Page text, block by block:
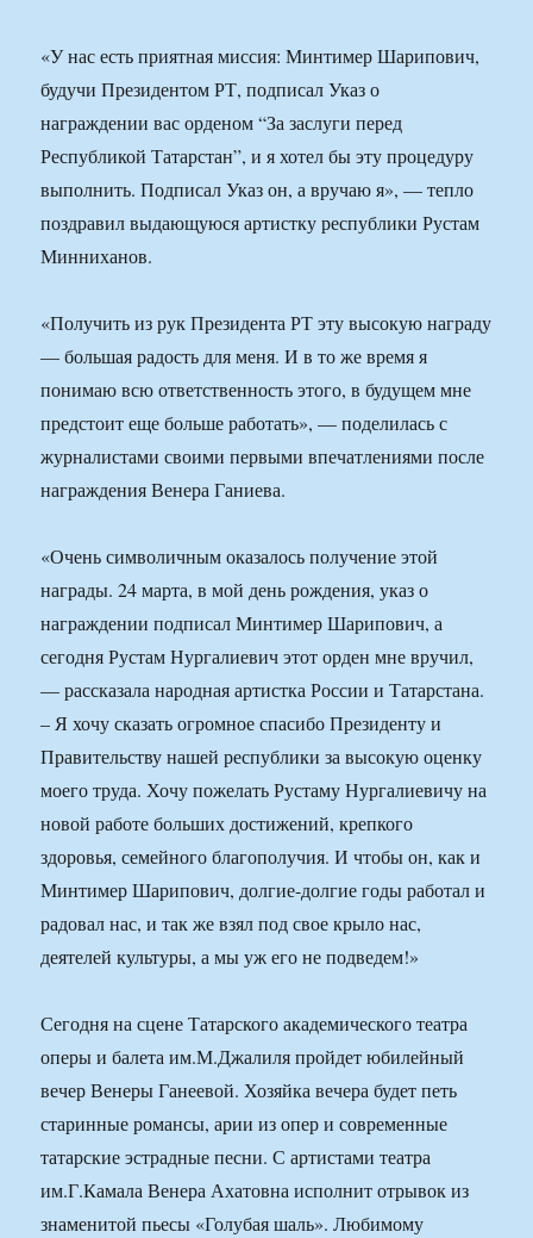
«У нас есть приятная миссия: Минтимер Шарипович,
будучи Президентом РТ, подписал Указ о
награждении вас орденом “За заслуги перед
Республикой Татарстан”, и я хотел бы эту процедуру
выполнить. Подписал Указ он, а вручаю я», — тепло
поздравил выдающуюся артистку республики Рустам
Минниханов.
«Получить из рук Президента РТ эту высокую награду
— большая радость для меня. И в то же время я
понимаю всю ответственность этого, в будущем мне
предстоит еще больше работать», — поделилась с
журналистами своими первыми впечатлениями после
награждения Венера Ганиева.
«Очень символичным оказалось получение этой
награды. 24 марта, в мой день рождения, указ о
награждении подписал Минтимер Шарипович, а
сегодня Рустам Нургалиевич этот орден мне вручил,
— рассказала народная артистка России и Татарстана.
– Я хочу сказать огромное спасибо Президенту и
Правительству нашей республики за высокую оценку
моего труда. Хочу пожелать Рустаму Нургалиевичу на
новой работе больших достижений, крепкого
здоровья, семейного благополучия. И чтобы он, как и
Минтимер Шарипович, долгие-долгие годы работал и
радовал нас, и так же взял под свое крыло нас,
деятелей культуры, а мы уж его не подведем!»
Сегодня на сцене Татарского академического театра
оперы и балета им.М.Джалиля пройдет юбилейный
вечер Венеры Ганеевой. Хозяйка вечера будет петь
старинные романсы, арии из опер и современные
татарские эстрадные песни. С артистами театра
им.Г.Камала Венера Ахатовна исполнит отрывок из
знаменитой пьесы «Голубая шаль». Любимому